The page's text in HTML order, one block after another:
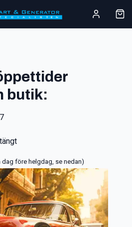
butik:
före helgdag, se nedan)